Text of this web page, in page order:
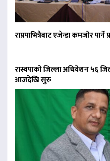
राप्रपाभित्रैबाट एजेन्डा कमजोर
रास्वपाको जिल्ला अधिवेशन ५६
आजदेखि सुरु